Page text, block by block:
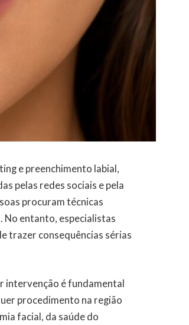
e preenchimento labial,
pelas redes sociais e pela
procuram técnicas
No entanto, especialistas
trazer consequências sérias
intervenção é fundamental
procedimento na região
facial, da saúde do